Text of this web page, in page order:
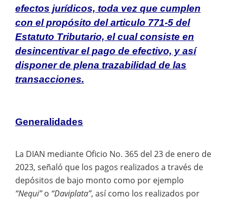
efectos jurídicos, toda vez que cumplen
con el propósito del articulo 771-5 del
Estatuto Tributario, el cual consiste en
desincentivar el pago de efectivo, y así
disponer de plena trazabilidad de las
transacciones.
Generalidades
La DIAN mediante Oficio No. 365 del 23 de enero de
2023, señaló que los pagos realizados a través de
depósitos de bajo monto como por ejemplo
“Nequi”o “Daviplata”, así como los realizados por